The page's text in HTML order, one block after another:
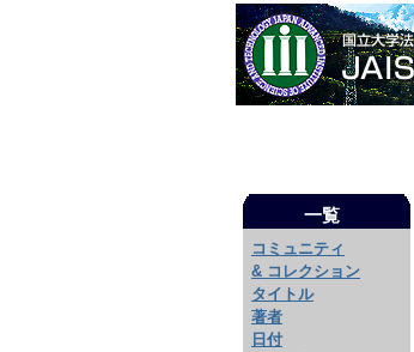
一覧
コミュニティ
& コレクション
タイトル
著者
日付